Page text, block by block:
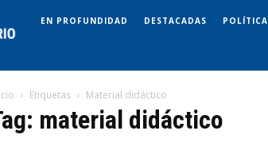
EN PROFUNDIDAD DESTACADAS POLÍTICA
Etiquetas Material didáctico
material didáctico